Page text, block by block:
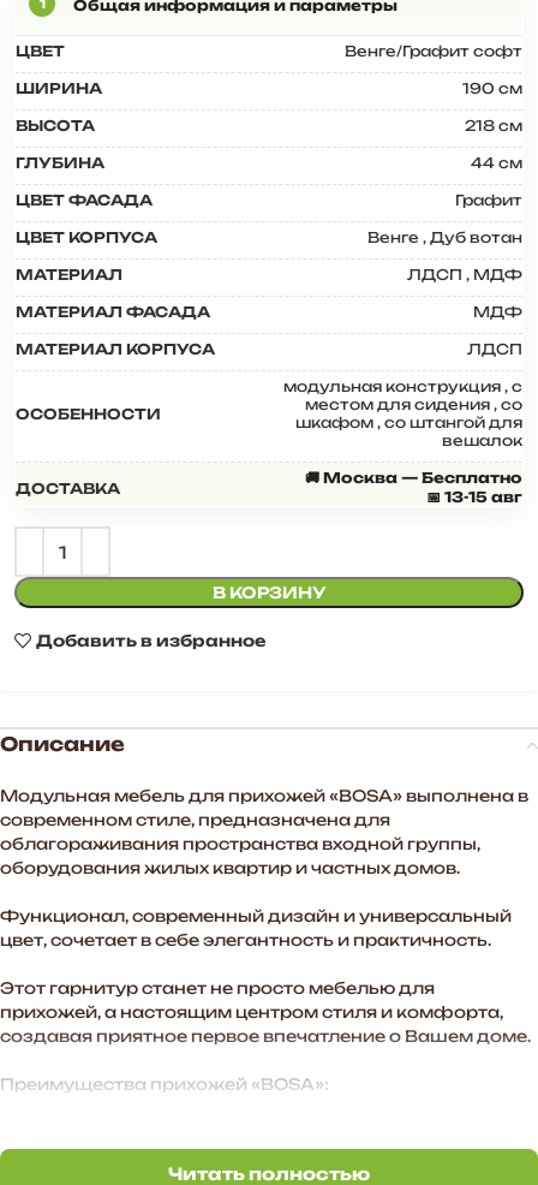
ЦВЕТ Венге/Графит софт
ШИРИНА 190 см
ВЫСОТА 218 см
ГЛУБИНА 44 см
ЦВЕТ ФАСАДА Графит
ЦВЕТ КОРПУСА Венге , Дуб вотан
МАТЕРИАЛ ЛДСП , МДФ
МАТЕРИАЛ ФАСАДА МДФ
МАТЕРИАЛ КОРПУСА ЛДСП
ОСОБЕННОСТИ
модульная конструкция , с
местом для сидения , со
шкафом , со штангой для
вешалок
ДОСТАВКА
🚚 Москва — Бесплатно
📅 13-15 авг
В КОРЗИНУ
Добавить в избранное
Описание
Модульная мебель для прихожей «BOSA» выполнена в
современном стиле, предназначена для
облагораживания пространства входной группы,
оборудования жилых квартир и частных домов.
Функционал, современный дизайн и универсальный
цвет, сочетает в себе элегантность и практичность.
Этот гарнитур станет не просто мебелью для
прихожей, а настоящим центром стиля и комфорта,
создавая приятное первое впечатление о Вашем доме.
Преимущества прихожей «BOSA»:
— Стильные МДФ-фасады в цвете графит софт
Читать полностью